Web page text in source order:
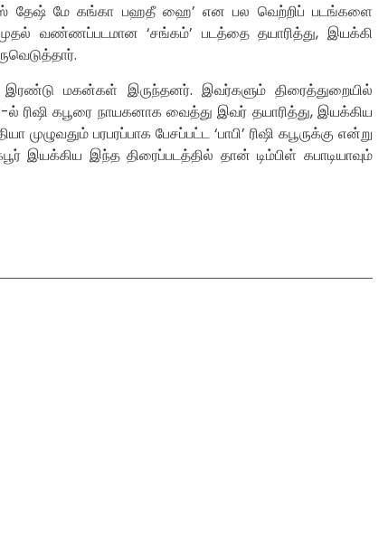
‘ஜிஸ் தேஷ் மே கங்கா பஹதீ ஹை’ என பல வெற்றிப் படங்களை
வண்ணப்படமான ‘சங்கம்’ படத்தை தயாரித்து, இயக்கி
இரண்டு மகன்கள் இருந்தனர். இவர்களும் திரைத்துறையில்
ரிஷி கபூரை நாயகனாக வைத்து இவர் தயாரித்து, இயக்கிய
முழுவதும் பரபரப்பாக பேசப்பட்ட ‘பாபி’ ரிஷி கபூருக்கு என்று
இயக்கிய இந்த திரைப்படத்தில் தான் டிம்பிள் கபாடியாவும்